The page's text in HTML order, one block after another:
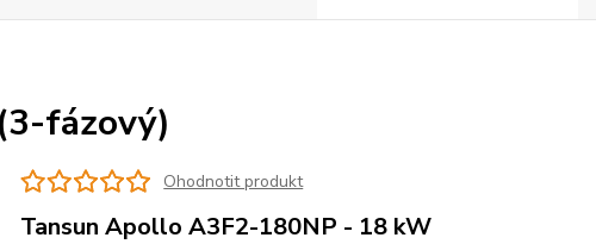
fázový)
Ohodnotit produkt
Tansun Apollo A3F2-180NP - 18 kW